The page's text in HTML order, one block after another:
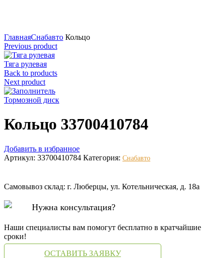
ГлавнаяСнабавто Кольцо
Previous product
Тяга рулевая
Back to products
Next product
Тормозной диск
Кольцо 33700410784
Добавить в избранное
Артикул: 33700410784 Категория: Снабавто
Самовывоз склад: г. Люберцы, ул. Котельническая, д. 18а
Нужна консультация?
Наши специалисты вам помогут бесплатно в кратчайшие
сроки!
ОСТАВИТЬ ЗАЯВКУ